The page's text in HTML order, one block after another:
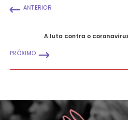
ANTERIOR
A luta contra o
PRÓXIMO